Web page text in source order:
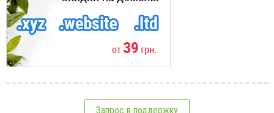
Создание электронной почты
Настройка почты (что значат поля, вводимые в
почтовых программах) 8
Запрос в поддержку